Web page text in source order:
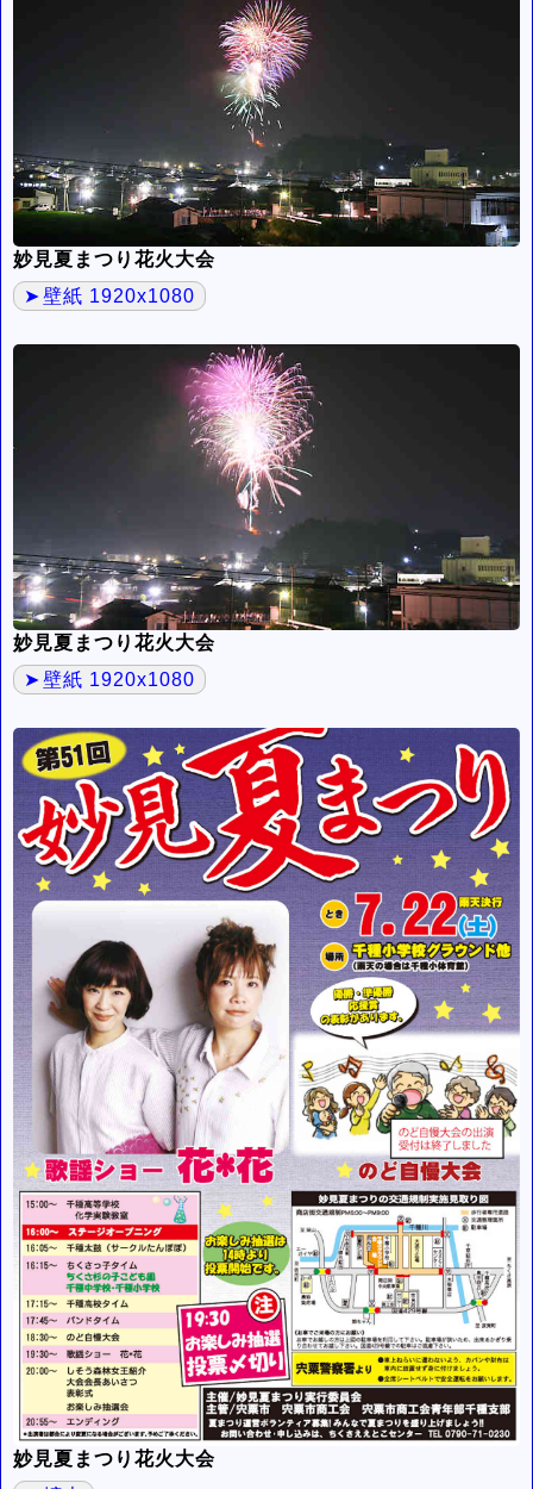
妙見夏まつり花火大会
壁紙 1920x1080
妙見夏まつり花火大会
壁紙 1920x1080
妙見夏まつり花火大会